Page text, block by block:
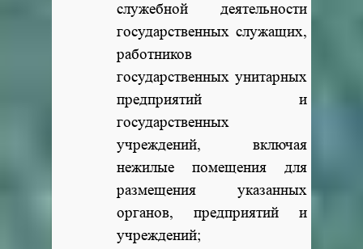
служебной деятельности
государственных служащих,
работников
государственных унитарных
предприятий и
государственных
учреждений, включая
нежилые помещения для
размещения указанных
органов, предприятий и
учреждений;